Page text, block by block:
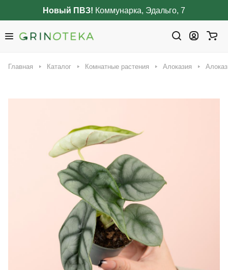
Новый ПВЗ! Коммунарка, Эдальго, 7
Главная Каталог Комнатные растения Алоказия